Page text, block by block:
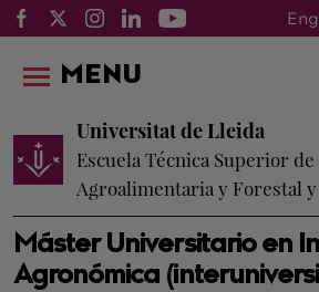
Máster Universitario en
Agronómica
Universitat de Lleida
Escuela Técnica Superior
Agroalimentaria y Forestal
MENU